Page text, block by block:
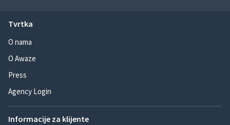
Tvrtka
O nama
O Awaze
Press
Agency Login
Informacije za klijente